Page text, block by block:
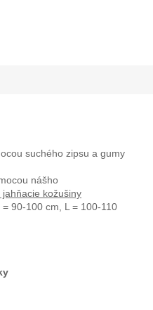
suchého zipsu a gumy
nášho
kožušiny
90-100 cm, L = 100-110